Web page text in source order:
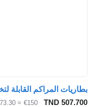
TND 507.700
€150
≈ $173.30